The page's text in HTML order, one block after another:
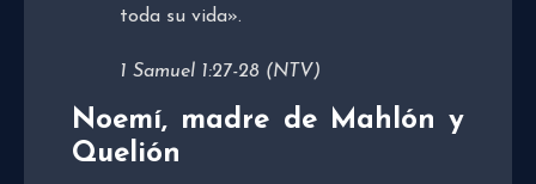
toda su vida».
1 Samuel 1:27-28 (NTV)
Noemí, madre de Mahlón y
Quelión